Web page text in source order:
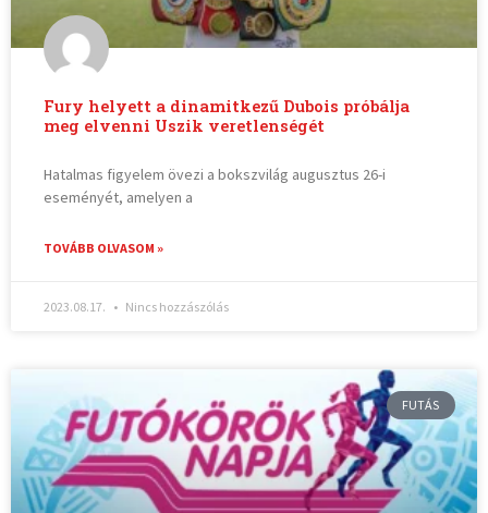
Fury helyett a dinamitkezű Dubois próbálja
meg elvenni Uszik veretlenségét
Hatalmas figyelem övezi a bokszvilág augusztus 26-i
eseményét, amelyen a
TOVÁBB OLVASOM »
2023.08.17. Nincs hozzászólás
FUTÁS